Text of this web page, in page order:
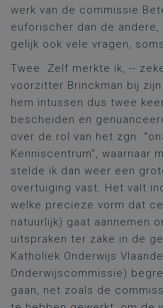
werk van de commissie
euforischer dan de andere,
gelijk ook vele vragen,
Twee. Zelf merkte ik, --
voorzitter Brinckman bij
hem intussen dus twee
bescheiden en
over de rol van het zgn.
Kenniscentrum”, waarnaar
stelde ik dan weer een
overtuiging vast. Het valt
welke precieze vorm dat
natuurlijk) gaat aannemen
uitspraken ter zake in de
Katholiek Onderwijs
Onderwijscommissie)
gaan, net zoals de